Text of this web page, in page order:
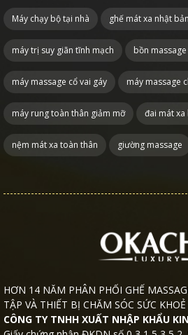
Máy chạy bộ tại nhà ghế mát xa nhật bản
máy trị suy giãn tĩnh mạch bồn
máy massage cổ vai gáy máy massage
máy rung toàn thân giảm mỡ đai mát xa
nệm mát xa toàn thân giường massage
HƠN 14 NĂM PHÂN PHỐI GHẾ
TẬP VÀ THIẾT BỊ CHĂM SÓC SỨC
CÔNG TY TNHH XUẤT NHẬP KHẨU